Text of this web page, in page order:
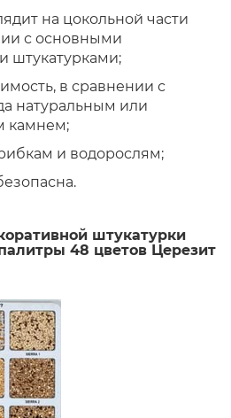
на цокольной части
с основными
штукатурками;
в сравнении с
натуральным или
камнем;
и водорослям;
штукатурки
48 цветов Церезит